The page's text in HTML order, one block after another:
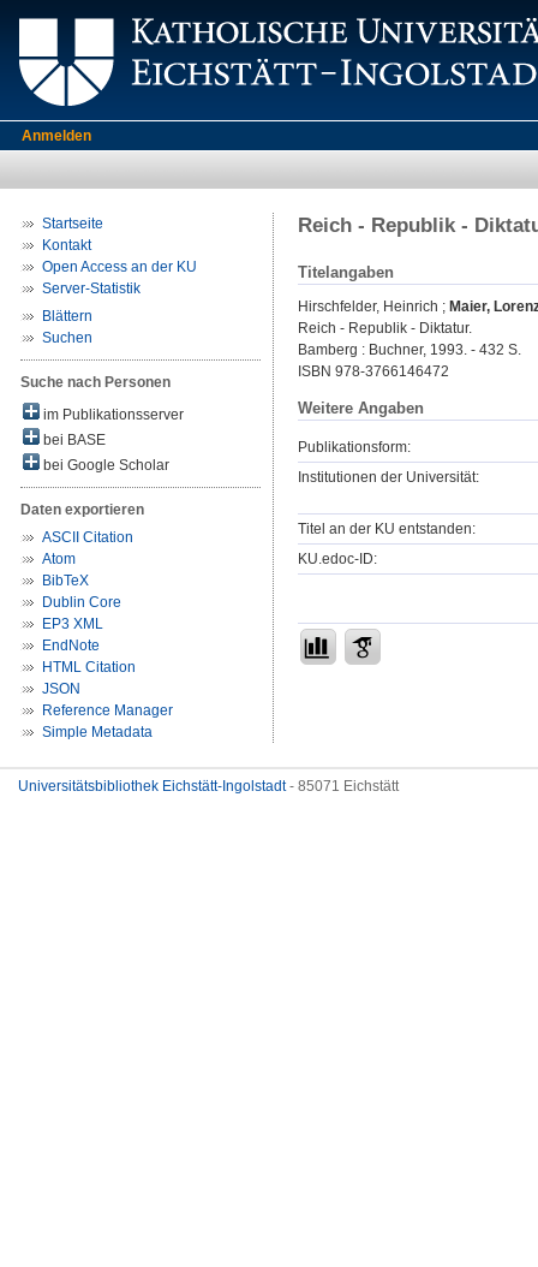
Anmelden
Startseite
Kontakt
Open Access an der KU
Server-Statistik
Blättern
Suchen
Suche nach Personen
im Publikationsserver
bei BASE
bei Google Scholar
Daten exportieren
ASCII Citation
Atom
BibTeX
Dublin Core
EP3 XML
EndNote
HTML Citation
JSON
Reference Manager
Simple Metadata
Reich - Republik -
Titelangaben
Hirschfelder, Heinrich ; Maier,
Reich - Republik - Diktatur.
Bamberg : Buchner, 1993. - 432 S.
ISBN 978-3766146472
Weitere Angaben
Publikationsform:
Institutionen der Universität:
Titel an der KU entstanden:
KU.edoc-ID:
Universitätsbibliothek Eichstätt-Ingolstadt- 85071 Eichstätt